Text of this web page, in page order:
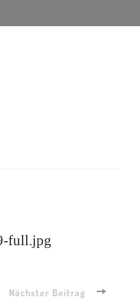
full.jpg
Nächster Beitrag